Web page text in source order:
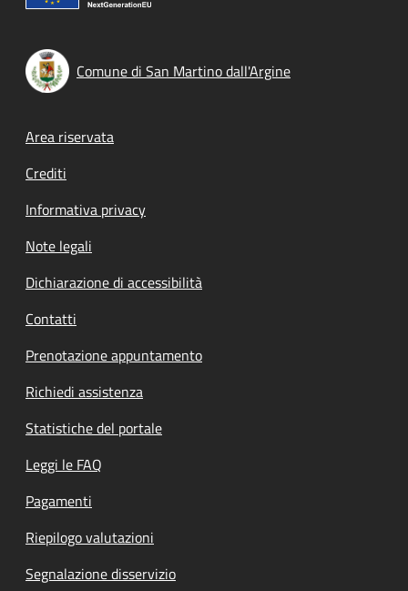
Comune di San Martino dall'Argine
Footer menu
Area riservata
Crediti
Informativa privacy
Note legali
Dichiarazione di accessibilità
Contatti
Prenotazione appuntamento
Richiedi assistenza
Statistiche del portale
Leggi le FAQ
Pagamenti
Riepilogo valutazioni
Segnalazione disservizio